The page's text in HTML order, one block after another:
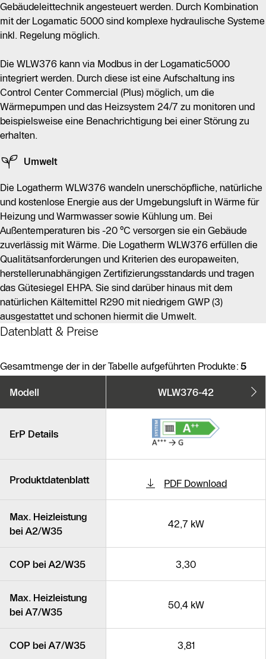
Gebäudeleittechnik angesteuert werden. Durch Kombination
mit der Logamatic 5000 sind komplexe hydraulische Systeme
inkl. Regelung möglich.
Die WLW376 kann via Modbus in der Logamatic5000
integriert werden. Durch diese ist eine Aufschaltung ins
Control Center Commercial (Plus) möglich, um die
Wärmepumpen und das Heizsystem 24/7 zu monitoren und
beispielsweise eine Benachrichtigung bei einer Störung zu
erhalten.
Umwelt
Die Logatherm WLW376 wandeln unerschöpfliche, natürliche
und kostenlose Energie aus der Umgebungsluft in Wärme für
Heizung und Warmwasser sowie Kühlung um. Bei
Außentemperaturen bis -20 °C versorgen sie ein Gebäude
zuverlässig mit Wärme. Die Logatherm WLW376 erfüllen die
Qualitätsanforderungen und Kriterien des europaweiten,
herstellerunabhängigen Zertifizierungsstandards und tragen
das Gütesiegel EHPA. Sie sind darüber hinaus mit dem
natürlichen Kältemittel R290 mit niedrigem GWP (3)
ausgestattet und schonen hiermit die Umwelt.
Datenblatt & Preise
Gesamtmenge der in der Tabelle aufgeführten Produkte: 5
Modell WLW376-42
ErP Details
Produktdatenblatt PDF Download
Max. Heizleistung
bei A2/W35
42,7 kW
COP bei A2/W35 3,30
Max. Heizleistung
bei A7/W35
50,4 kW
COP bei A7/W35 3,81